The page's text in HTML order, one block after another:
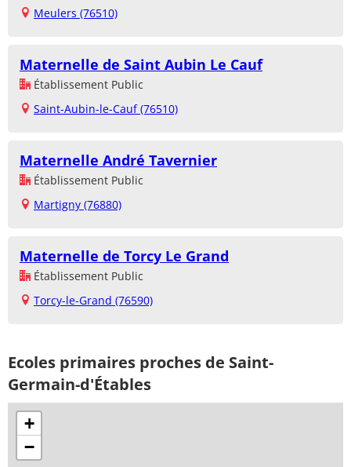
Meulers (76510)
Maternelle de Saint Aubin Le Cauf
Établissement Public
Saint-Aubin-le-Cauf (76510)
Maternelle André Tavernier
Établissement Public
Martigny (76880)
Maternelle de Torcy Le Grand
Établissement Public
Torcy-le-Grand (76590)
Ecoles primaires proches de Saint-
Germain-d'Étables
+
−